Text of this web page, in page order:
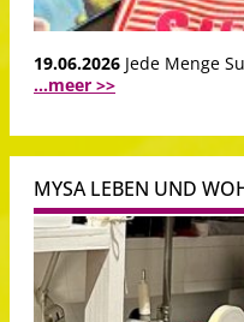
19.06.2026 Jede Menge
...meer >>
MYSA LEBEN UND